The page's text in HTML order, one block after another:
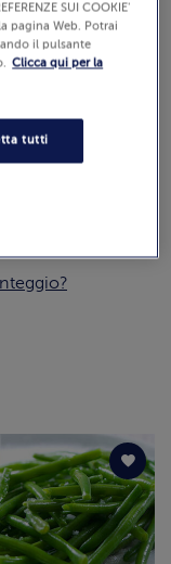
SUI COOKIE'
pagina Web. Potrai
il pulsante
Clicca qui per la
tutti